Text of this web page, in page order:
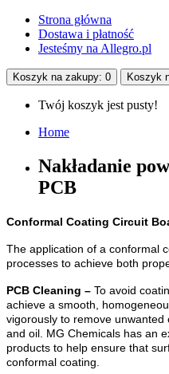
Strona główna
Dostawa i płatność
Jesteśmy na Allegro.pl
Koszyk nazakupy: 0 Koszyk
Twój koszyk jest pusty!
Home
Nakładanie
PCB
Conformal Coating Circuit
The application of a conformal
processes to achieve both
PCB Cleaning – To avoid
achieve a smooth,
vigorously to remove
and oil. MG Chemicals has an
products to help ensure that
conformal coating.